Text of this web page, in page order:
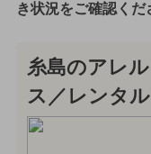
き状況をご確認くだ
糸島のアレ
ス／レンタ